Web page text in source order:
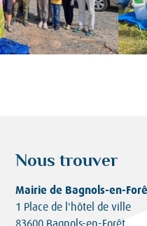
Nous trouver
Mairie de Bagnols-en-
1 Place de l'hôtel de ville